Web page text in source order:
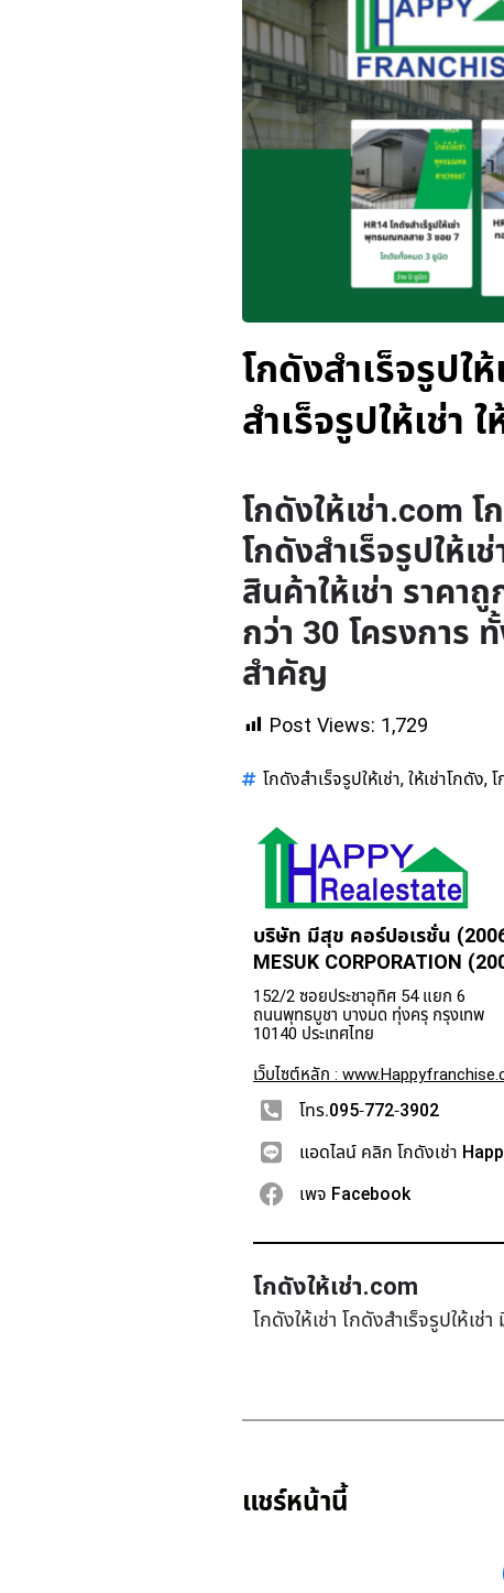
โกดังสำเร็จรูปใ
สำเร็จรูปให้เช่า
โกดังให้เช่า.com
โกดังสำเร็จรูปให้เ
สินค้าให้เช่า ราคา
กว่า 30 โครงการ
สำคัญ
Post Views: 1,729
โกดังสำเร็จรูปให้เช่า, ให้เช่าโกดัง,
บริษัท มีสุข คอร์ปอเรชั่น
MESUK CORPORATION
152/2 ซอยประชาอุทิศ 54 แยก 6
ถนนพุทธบูชา บางมด ทุ่งครุ กรุงเทพ
10140 ประเทศไทย
เว็บไซต์หลัก :
โทร.095-772-3902
แอดไลน์ คลิก โกดังเช่า
เพจ Facebook
โกดังให้เช่า.com
โกดังให้เช่า โกดังสำเร็จรูปให้เ
แชร์หน้านี้